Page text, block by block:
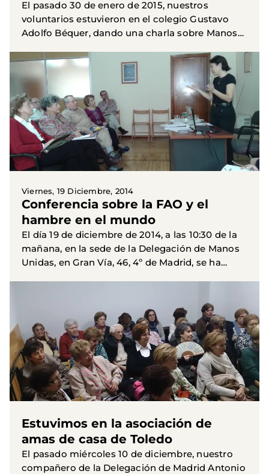
El pasado 30 de enero de 2015, nuestros
voluntarios estuvieron en el colegio Gustavo
Adolfo Béquer, dando una charla sobre Manos
que nos mueven, para...
Viernes, 19 Diciembre, 2014
Conferencia sobre la FAO y el
hambre en el mundo
El día 19 de diciembre de 2014, a las 10:30 de la
mañana, en la sede de la Delegación de Manos
Unidas, en Gran Vía, 46, 4º de Madrid, se ha
Estuvimos en la asociación de
amas de casa de Toledo
El pasado miércoles 10 de diciembre, nuestro
compañero de la Delegación de Madrid Antonio